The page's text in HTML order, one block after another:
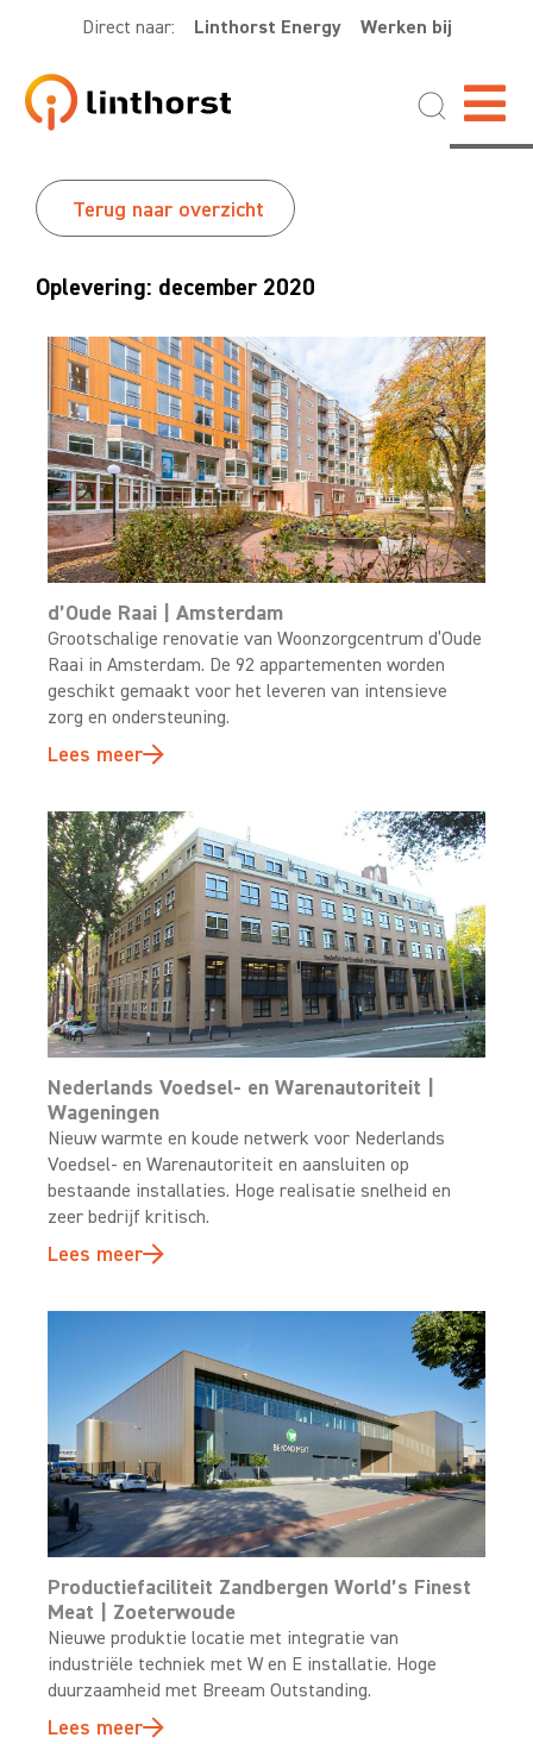
Direct naar: Linthorst Energy Werken bij
Terug naar overzicht
Oplevering: december 2020
d’Oude Raai | Amsterdam
Grootschalige renovatie van Woonzorgcentrum d’Oude
Raai in Amsterdam. De 92 appartementen worden
geschikt gemaakt voor het leveren van intensieve
zorg en ondersteuning.
Lees meer
Nederlands Voedsel- en Warenautoriteit |
Wageningen
Nieuw warmte en koude netwerk voor Nederlands
Voedsel- en Warenautoriteit en aansluiten op
bestaande installaties. Hoge realisatie snelheid en
zeer bedrijf kritisch.
Lees meer
Productiefaciliteit Zandbergen World’s Finest
Meat | Zoeterwoude
Nieuwe produktie locatie met integratie van
industriële techniek met W en E installatie. Hoge
duurzaamheid met Breeam Outstanding.
Lees meer